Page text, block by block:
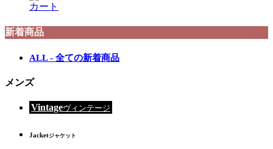
カート
新着商品
ALL - 全ての新着商品
メンズ
Vintageヴィンテージ
Jacketジャケット